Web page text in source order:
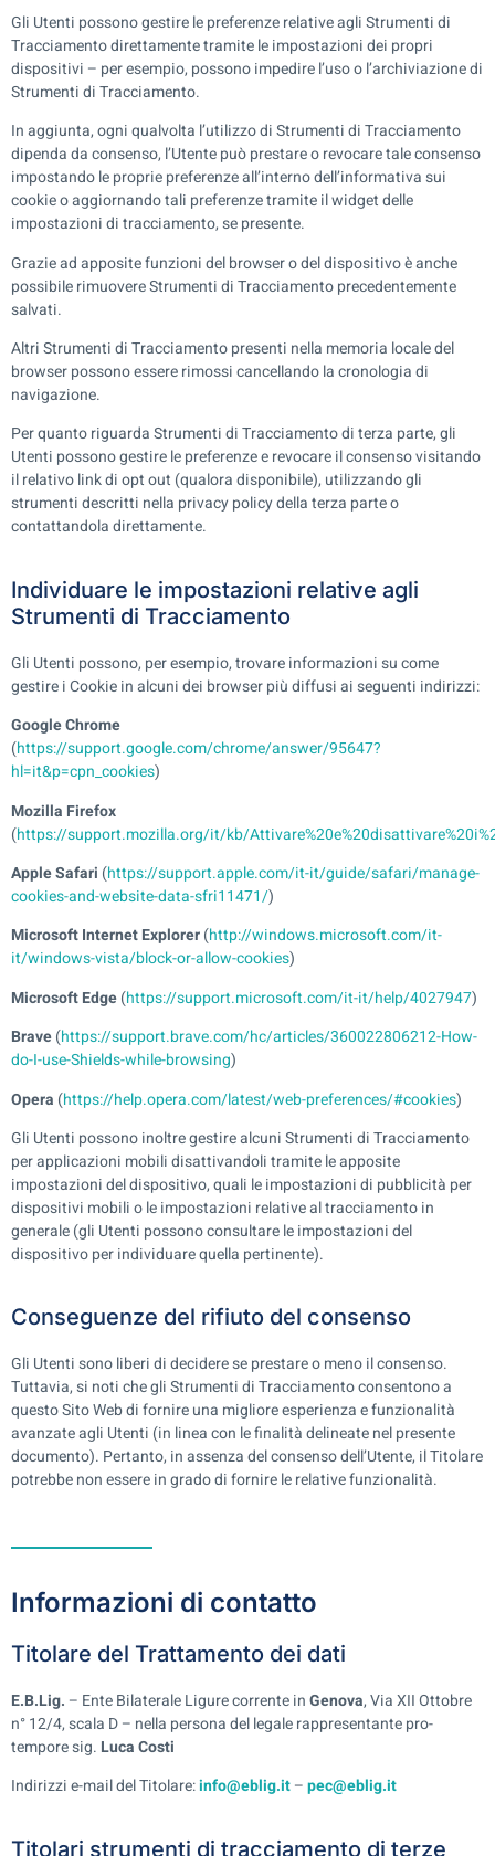
Gli Utenti possono gestire le preferenze relative agli Strumenti di
Tracciamento direttamente tramite le impostazioni dei propri
dispositivi – per esempio, possono impedire l’uso o l’archiviazione di
Strumenti di Tracciamento.
In aggiunta, ogni qualvolta l’utilizzo di Strumenti di Tracciamento
dipenda da consenso, l’Utente può prestare o revocare tale consenso
impostando le proprie preferenze all’interno dell’informativa sui
cookie o aggiornando tali preferenze tramite il widget delle
impostazioni di tracciamento, se presente.
Grazie ad apposite funzioni del browser o del dispositivo è anche
possibile rimuovere Strumenti di Tracciamento precedentemente
salvati.
Altri Strumenti di Tracciamento presenti nella memoria locale del
browser possono essere rimossi cancellando la cronologia di
navigazione.
Per quanto riguarda Strumenti di Tracciamento di terza parte, gli
Utenti possono gestire le preferenze e revocare il consenso visitando
il relativo link di opt out (qualora disponibile), utilizzando gli
strumenti descritti nella privacy policy della terza parte o
contattandola direttamente.
Individuare le impostazioni relative agli
Strumenti di Tracciamento
Gli Utenti possono, per esempio, trovare informazioni su come
gestire i Cookie in alcuni dei browser più diffusi ai seguenti indirizzi:
Google Chrome
(https://support.google.com/chrome/answer/95647?
hl=it&p=cpn_cookies)
Mozilla Firefox
(https://support.mozilla.org/it/kb/
Apple Safari (https://support.apple.com/it-it/guide/safari/manage-
cookies-and-website-data-sfri11471/)
Microsoft Internet Explorer(http://windows.microsoft.com/it-
it/windows-vista/block-or-allow-cookies)
Microsoft Edge(https://support.microsoft.com/it-it/help/4027947)
Brave(https://support.brave.com/hc/articles/360022806212-How-
do-I-use-Shields-while-browsing)
Opera (https://help.opera.com/latest/web-preferences/#cookies)
Gli Utenti possono inoltre gestire alcuni Strumenti di Tracciamento
per applicazioni mobili disattivandoli tramite le apposite
impostazioni del dispositivo, quali le impostazioni di pubblicità per
dispositivi mobili o le impostazioni relative al tracciamento in
generale (gli Utenti possono consultare le impostazioni del
dispositivo per individuare quella pertinente).
Conseguenze del rifiuto del consenso
Gli Utenti sono liberi di decidere se prestare o meno il consenso.
Tuttavia, si noti che gli Strumenti di Tracciamento consentono a
questo Sito Web di fornire una migliore esperienza e funzionalità
avanzate agli Utenti (in linea con le finalità delineate nel presente
documento). Pertanto, in assenza del consenso dell’Utente, il Titolare
potrebbe non essere in grado di fornire le relative funzionalità.
Informazioni di contatto
Titolare del Trattamento dei dati
E.B.Lig. – Ente Bilaterale Ligure corrente inGenova, Via XII Ottobre
n° 12/4, scala D – nella persona del legale rappresentante pro-
tempore sig. Luca Costi
Indirizzi e-mail del Titolare:info@eblig.it–pec@eblig.it
Titolari strumenti di tracciamento di terze